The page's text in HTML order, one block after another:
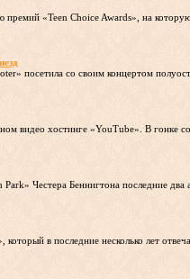
«Teen Choice Awards», на
посетила со своим концертом
видео хостинге «YouTube». В гонке
Честера Беннигтона последние два
в последние несколько лет